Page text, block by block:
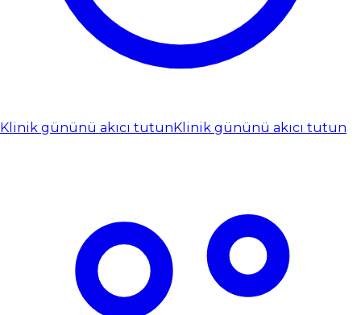
Klinik gününü akıcı tutunKlinik gününü akıcı tutun